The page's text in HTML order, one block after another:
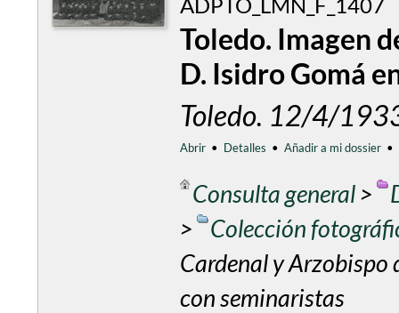
Toledo. Imagen
D. Isidro Gomá
Toledo. 12/4/
Abrir • Detalles • Añadir a mi dossier •
Consulta general>
>
Colección
Cardenal y Arzobispo
con seminaristas